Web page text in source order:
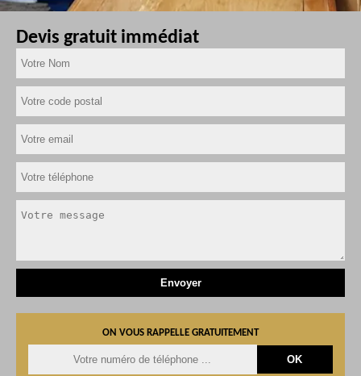
Devis gratuit immédiat
ON VOUS RAPPELLE GRATUITEMENT